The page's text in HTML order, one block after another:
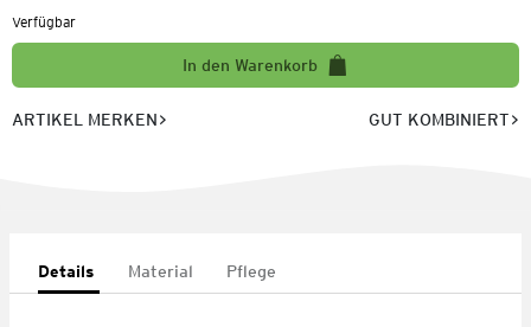
Verfügbar
In den Warenkorb
ARTIKEL MERKEN GUT KOMBINIERT
Details Material Pflege